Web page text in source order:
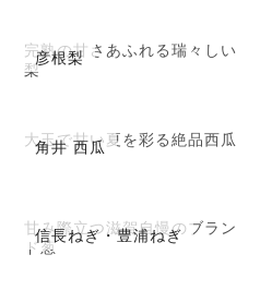
彦根梨
完熟の甘さあふれる瑞々しい
梨
角井 西瓜
大玉で甘い夏を彩る絶品西瓜
信長ねぎ・豊浦ねぎ
甘み際立つ滋賀自慢のブラン
ド葱